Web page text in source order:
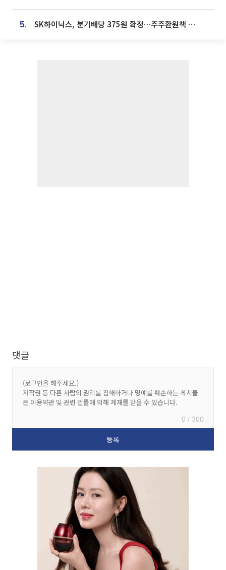
5. SK하이닉스, 분기배당 375원 확정…주주환원책 9월로 앞당겨 발표
댓글
0 / 300